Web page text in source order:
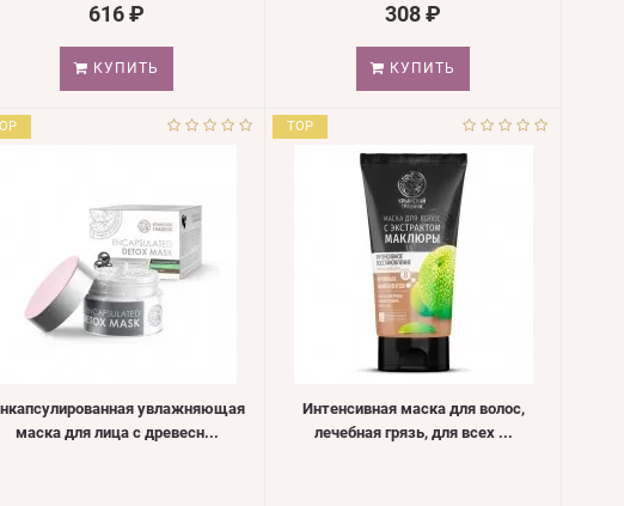
616 ₽
КУПИТЬ
308 ₽
КУПИТЬ
увлажняющая
маска для лица с древесн...
TOP
Интенсивная маска для волос,
лечебная грязь, для всех ...